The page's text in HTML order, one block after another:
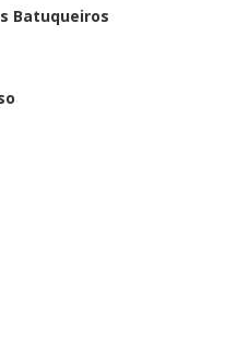
Batuqueiros